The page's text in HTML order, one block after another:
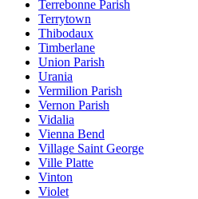
Terrebonne Parish
Terrytown
Thibodaux
Timberlane
Union Parish
Urania
Vermilion Parish
Vernon Parish
Vidalia
Vienna Bend
Village Saint George
Ville Platte
Vinton
Violet